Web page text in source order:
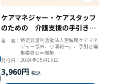
ケアマネジャー・ケアスタッフ
のための 介護支援の手引き
利用者の理解を深める課題分析
著 者： 特定非営利活動法人宮城県ケアマネ
ジャー協会、小湊純一。、手引き編
集委員会＝編集
発行日： 2024年05月15日
3,960円